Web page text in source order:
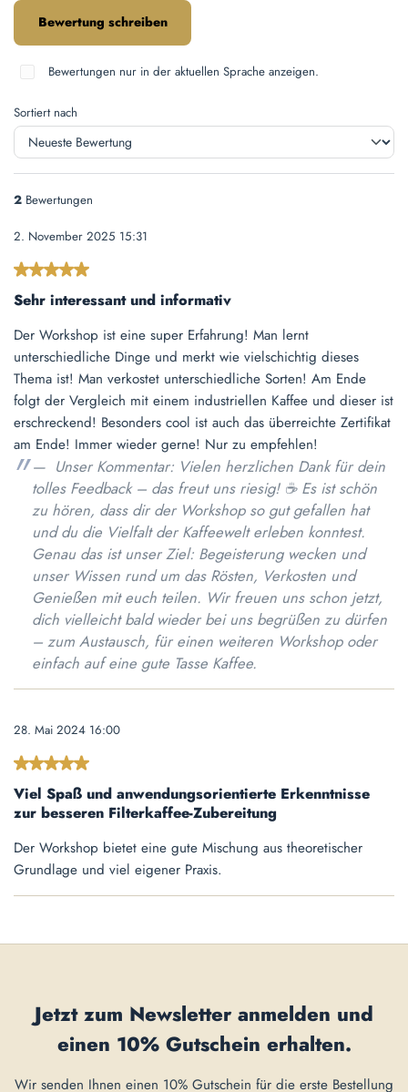
Bewertung schreiben
Bewertungen nur in der aktuellen Sprache anzeigen.
Sortiert nach
2 Bewertungen
2. November 2025 15:31
Bewertung mit 5 von 5 Sternen
Sehr interessant und informativ
Der Workshop ist eine super Erfahrung! Man lernt
unterschiedliche Dinge und merkt wie vielschichtig dieses
Thema ist! Man verkostet unterschiedliche Sorten! Am Ende
folgt der Vergleich mit einem industriellen Kaffee und dieser ist
erschreckend! Besonders cool ist auch das überreichte Zertifikat
am Ende! Immer wieder gerne! Nur zu empfehlen!
Unser Kommentar: Vielen herzlichen Dank für dein
tolles Feedback – das freut uns riesig! ☕️ Es ist schön
zu hören, dass dir der Workshop so gut gefallen hat
und du die Vielfalt der Kaffeewelt erleben konntest.
Genau das ist unser Ziel: Begeisterung wecken und
unser Wissen rund um das Rösten, Verkosten und
Genießen mit euch teilen. Wir freuen uns schon jetzt,
dich vielleicht bald wieder bei uns begrüßen zu dürfen
– zum Austausch, für einen weiteren Workshop oder
einfach auf eine gute Tasse Kaffee.
28. Mai 2024 16:00
Bewertung mit 5 von 5 Sternen
Viel Spaß und anwendungsorientierte Erkenntnisse
zur besseren Filterkaffee-Zubereitung
Der Workshop bietet eine gute Mischung aus theoretischer
Grundlage und viel eigener Praxis.
Jetzt zum Newsletter anmelden und
einen 10% Gutschein erhalten.
Wir senden Ihnen einen 10% Gutschein für die erste Bestellung